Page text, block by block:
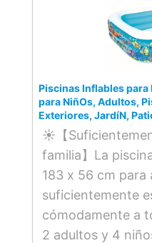
Piscinas Inflables para
para NiñOs, Adultos,
Exteriores, JardíN,
Verano (Bomba de
☀【
familia】La
183 x 56 cm para
suficientemente
cómodamente a
2 adultos y 4